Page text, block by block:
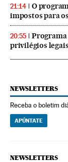
21:14
O
impostos para
20:55
privilégios
NEWSLETTERS
Receba o boletim
APÚNTATE
NEWSLETTERS